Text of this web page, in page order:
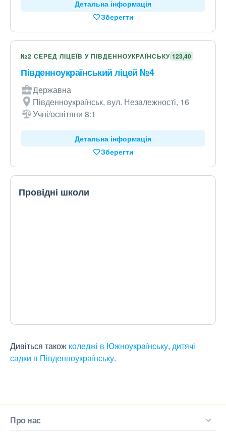
Детальна інформація
Зберегти
№2 СЕРЕД ЛІЦЕЇВ У ПІВДЕННОУКРАЇНСЬКУ 123,40
Південноукраїнський ліцей №4
Державна
Південноукраїнськ, вул. Незалежності, 16
Учні/освітяни 8:1
Детальна інформація
Зберегти
Провідні школи
Дивіться також коледжі в Южноукраїнську, дитячі
садки в Південноукраїнську.
Про нас